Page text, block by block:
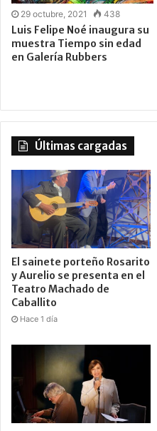
29 octubre, 2021 438
Luis Felipe Noé inaugura su
muestra Tiempo sin edad
en Galería Rubbers
Últimas cargadas
El sainete porteño Rosarito
y Aurelio se presenta en el
Teatro Machado de
Caballito
Hace 1 día